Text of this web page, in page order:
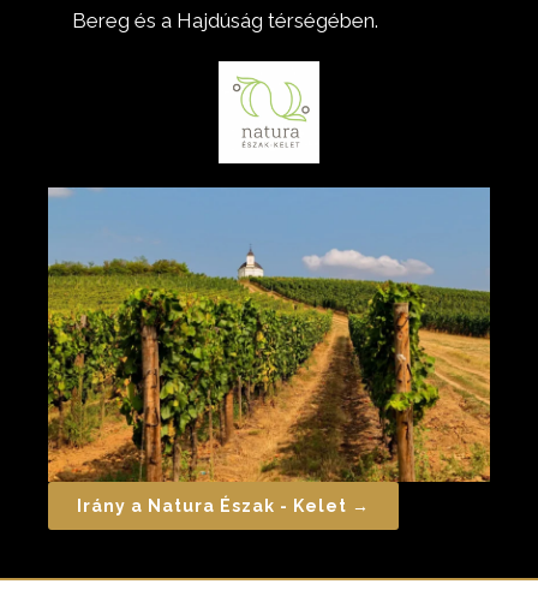
Bereg és a Hajdúság térségében.
Irány a Natura Észak - Kelet →